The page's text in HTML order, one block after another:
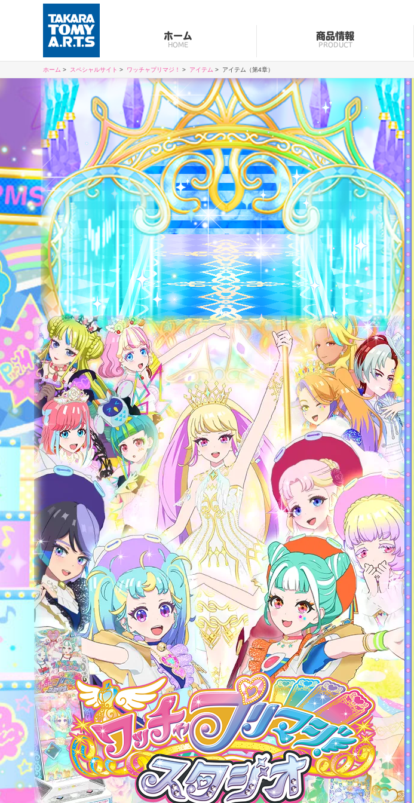
ホーム
HOME
商品情報
PRODUCT
ホーム スペシャルサイト ワッチャプリマジ！ アイテム アイテム（第4章）
レアリティ
ワッチャ
ブランド
ジャンル/カラー
テイスト